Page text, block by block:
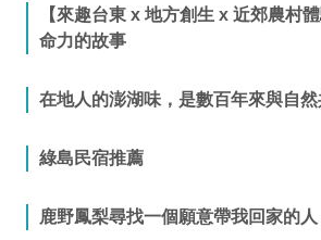
【來趣台東 x 地方創生 x 近郊農村
命力的故事
在地人的澎湖味，是數百年來與自
綠島民宿推薦
鹿野鳳梨尋找一個願意帶我回家的人